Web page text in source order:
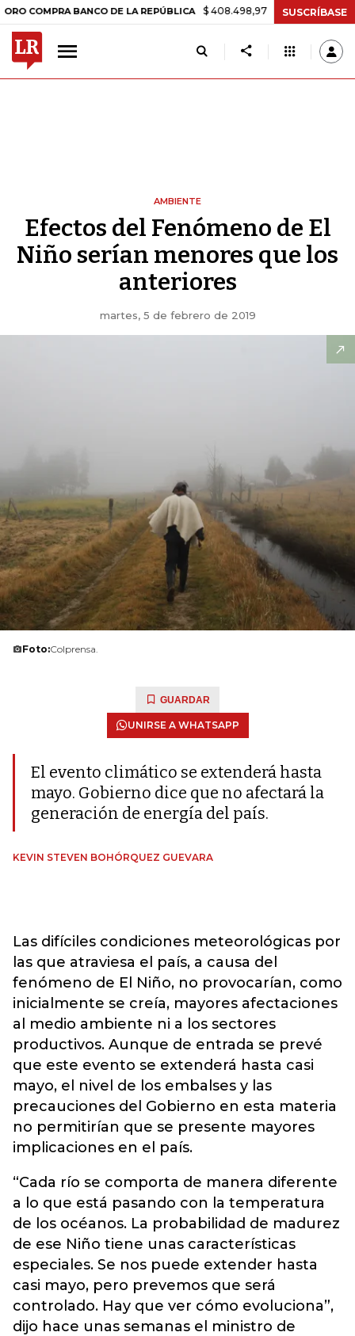
BANCO DE LA REPÚBLICA $ 408.498,97 +$ 8.753,81 +2,19%
SUSCRÍBASE
AMBIENTE
Efectos del Fenómeno de El
Niño serían menores que los
anteriores
martes, 5 de febrero de 2019
Foto:Colprensa.
GUARDAR
UNIRSE A WHATSAPP
El evento climático se extenderá hasta
mayo. Gobierno dice que no afectará la
generación de energía del país.
KEVIN STEVEN BOHÓRQUEZ GUEVARA
Las difíciles condiciones meteorológicas por
las que atraviesa el país, a causa del
fenómeno de El Niño, no provocarían, como
inicialmente se creía, mayores afectaciones
al medio ambiente ni a los sectores
productivos. Aunque de entrada se prevé
que este evento se extenderá hasta casi
mayo, el nivel de los embalses y las
precauciones del Gobierno en esta materia
no permitirían que se presente mayores
implicaciones en el país.
“Cada río se comporta de manera diferente
a lo que está pasando con la temperatura
de los océanos. La probabilidad de madurez
de ese Niño tiene unas características
especiales. Se nos puede extender hasta
casi mayo, pero prevemos que será
controlado. Hay que ver cómo evoluciona”,
dijo hace unas semanas el ministro de